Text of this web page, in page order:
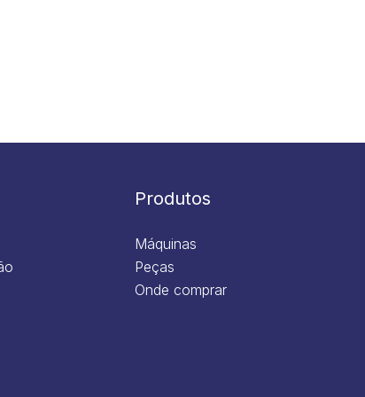
Produtos
Máquinas
Peças
Onde comprar